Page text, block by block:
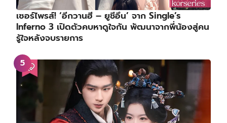
เซอร์ไพรส์! ‘อีกวานฮี – ยูชีอึน’ จาก Single’s
Inferno 3 เปิดตัวคบหาดูใจกัน พัฒนาจากพี่น้องสู่คน
รู้ใจหลังจบรายการ